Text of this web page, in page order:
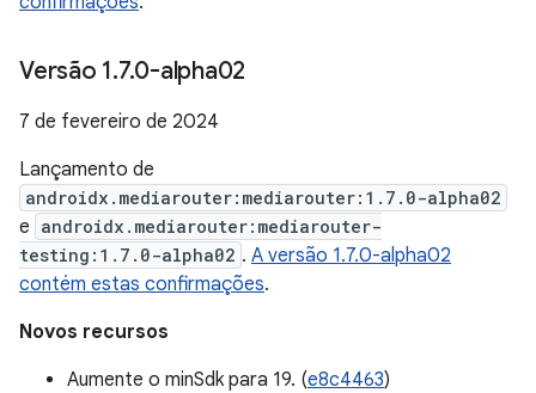
Versão 1.7.0-alpha02
7 de fevereiro de 2024
Lançamento de
androidx.mediarouter:mediarouter:1.7.0-alpha02
e androidx.mediarouter:mediarouter-
testing:1.7.0-alpha02 . A versão 1.7.0-alpha02
contém estas confirmações.
Novos recursos
Aumente o minSdk para 19. (e8c4463)